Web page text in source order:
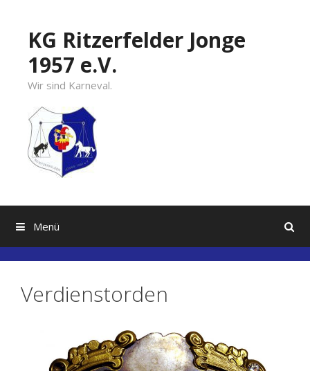
KG Ritzerfelder Jonge
1957 e.V.
Wir sind Karneval.
Menü
Verdienstorden